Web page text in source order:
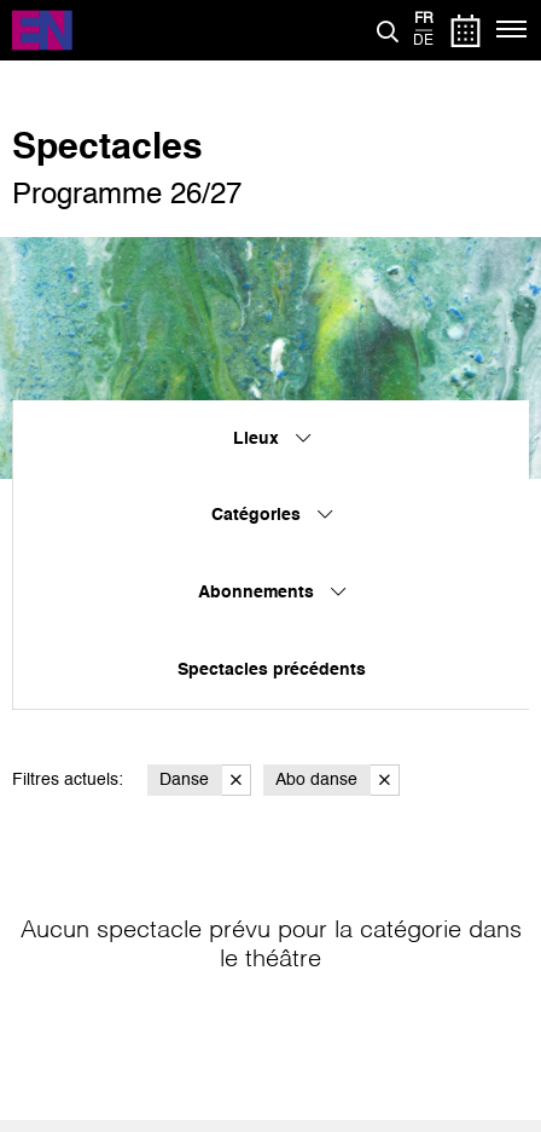
Aller
contenu
FR
DE
Spectacles
Programme 26/27
Lieux
Catégories
Abonnements
Spectacles précédents
Filtres actuels: Danse Abo danse
Aucun spectacle prévu pour la catégorie dans
le théâtre